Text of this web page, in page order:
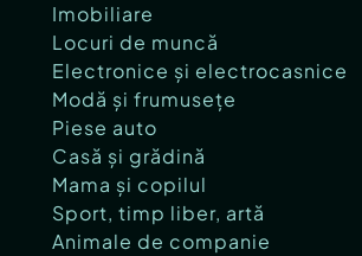
Imobiliare
Locuri de muncă
Electronice și electrocasnice
Modă și frumusețe
Piese auto
Casă și grădină
Mama și copilul
Sport, timp liber, artă
Animale de companie